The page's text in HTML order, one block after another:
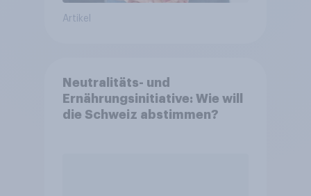
Artikel
Neutralitäts- und
Ernährungsinitiative: Wie will
die Schweiz abstimmen?